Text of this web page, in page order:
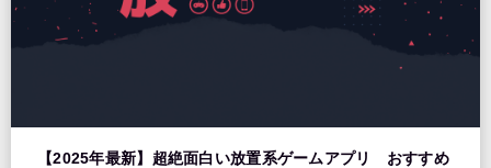
【2025年最新】超絶面白い放置系ゲームアプリ おすすめ